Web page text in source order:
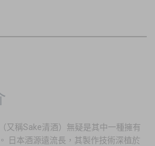
又稱Sake清酒）無疑是其中一種擁有
日本酒源遠流長，其製作技術深植於